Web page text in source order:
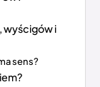
wyścigów i
sens?